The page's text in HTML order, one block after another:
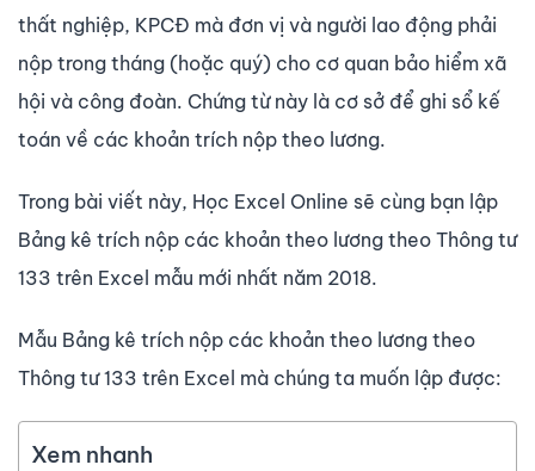
thất nghiệp, KPCĐ mà đơn vị và người lao động phải
nộp trong tháng (hoặc quý) cho cơ quan bảo hiểm xã
hội và công đoàn. Chứng từ này là cơ sở để ghi sổ kế
toán về các khoản trích nộp theo lương.
Trong bài viết này, Học Excel Online sẽ cùng bạn lập
Bảng kê trích nộp các khoản theo lương theo Thông tư
133 trên Excel mẫu mới nhất năm 2018.
Mẫu Bảng kê trích nộp các khoản theo lương theo
Thông tư 133 trên Excel mà chúng ta muốn lập được:
Xem nhanh